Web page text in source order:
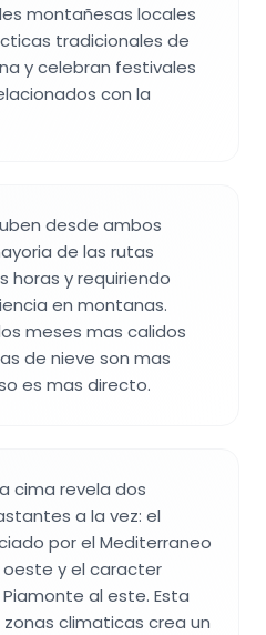
montañesas locales
tradicionales de
y celebran festivales
con la
desde ambos
de las rutas
horas y requiriendo
en montanas.
meses mas calidos
de nieve son mas
es mas directo.
cima revela dos
a la vez: el
por el Mediterraneo
oeste y el caracter
al este. Esta
climaticas crea un